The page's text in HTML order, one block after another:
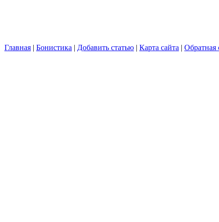
Главная | Бонистика | Добавить статью | Карта сайта | Обратная